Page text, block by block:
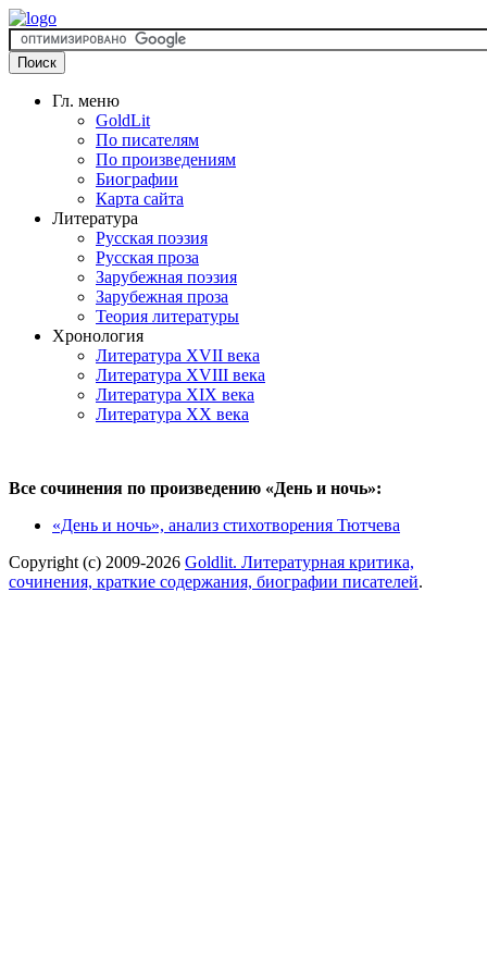
Гл. меню
GoldLit
По писателям
По произведениям
Биографии
Карта сайта
Литература
Русская поэзия
Русская проза
Зарубежная поэзия
Зарубежная проза
Теория литературы
Хронология
Литература XVII века
Литература XVIII века
Литература XIX века
Литература XX века
Все сочинения по произведению «День и ночь»:
«День и ночь», анализ стихотворения Тютчева
Copyright (c) 2009-2026 Goldlit. Литературная критика,
сочинения, краткие содержания, биографии писателей.